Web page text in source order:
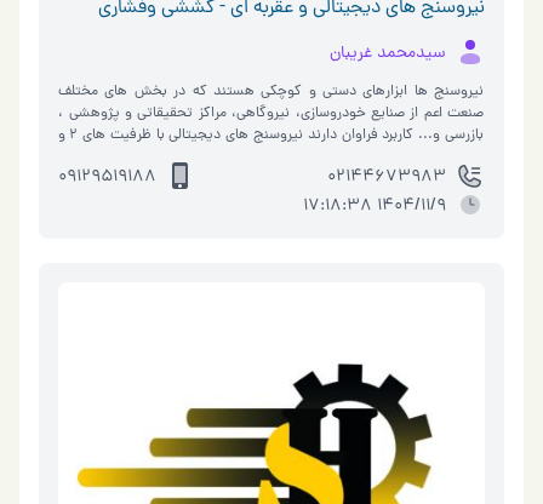
نیروسنج های دیجیتالی و عقربه ای - کششی وفشاری
سیدمحمد غریبان
نیروسنج ها ابزارهای دستی و کوچکی هستند که در بخش های مختلف
صنعت اعم از صنایع خودروسازی، نیروگاهی، مراکز تحقیقاتی و پژوهشی ،
بازرسی و... کاربرد فراوان دارند نیروسنج های دیجیتالی با ظرفیت های 2 و
02144673983
09129519188
1404/11/9 17:18:38